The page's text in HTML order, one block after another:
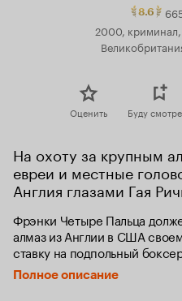
8.6
топ
2000,
Оценить Буду
На охоту за крупным
евреи и местные
Англия глазами Гая
Фрэнки Четыре Пальца
алмаз из Англии в США
ставку на подпольный
в круговорот весьма
и его груза разворачивается
Полное описание